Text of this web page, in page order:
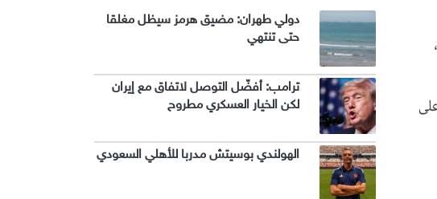
دولي طهران: مضيق هرمز سيظل مغلقا
حتى تنتهي
ترامب: أفضّل التوصل لاتفاق مع إيران
لكن الخيار العسكري مطروح
الهولندي بوسيتش مدربا للأهلي السعودي